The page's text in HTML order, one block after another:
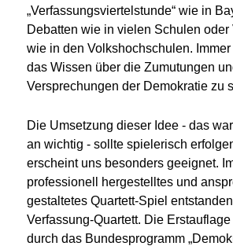
„Verfassungsviertelstunde“ wie in
Debatten wie in vielen Schulen oder
wie in den Volkshochschulen.
das Wissen über die Zumutungen
Versprechungen der Demokratie zu
Die Umsetzung dieser Idee - das
an wichtig - sollte spielerisch
erscheint uns besonders geeignet.
professionell hergestelltes und
gestaltetes Quartett-Spiel
Verfassung-Quartett. Die
durch das Bundesprogramm